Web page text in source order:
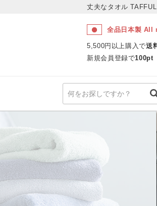
丈夫なタオル TAFFUL
全品日本製 All
5,500円以上購入で送
新規会員登録で100pt